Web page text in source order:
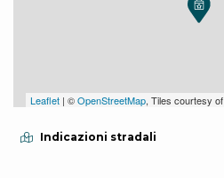
Leaflet | ©OpenStreetMap, Tiles courtesy of
Indicazioni stradali